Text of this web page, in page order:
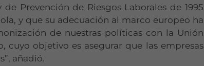
Prevención de Riesgos Laborales de 1995
y que su adecuación al marco europeo ha
de nuestras políticas con la Unión
cuyo objetivo es asegurar que las empresas
añadió.